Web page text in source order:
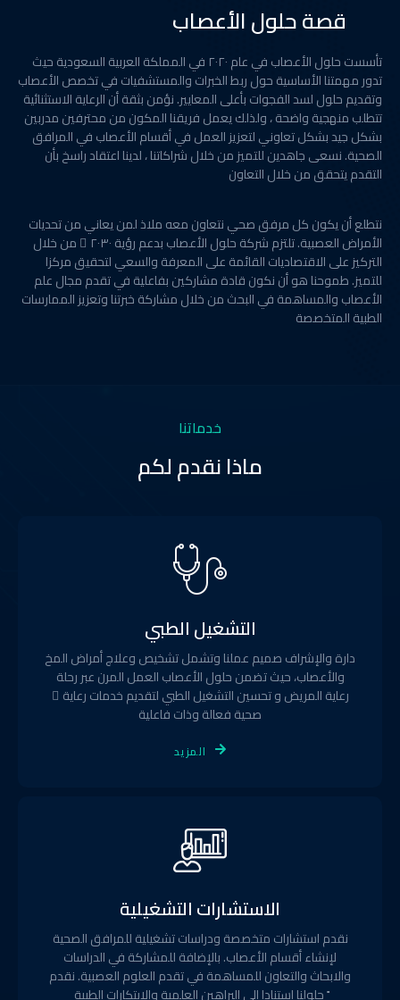
قصة حلول الأعصاب
تأسست حلول الأعصاب في عام ٢٠٢٠ في المملكة العربية السعودية حيث
تدور مهمتنا الأساسية حول ربط الخبرات والمستشفيات في تخصص الأعصاب
وتقديم حلول لسد الفجوات بأعلى المعايير. نؤمن بثقة أن الرعاية الاستثنائية
تتطلب منهجية واضحة ، ولذلك يعمل فريقنا المكون من محترفين مدربين
بشكل جيد بشكل تعاوني لتعزيز العمل في أقسام الأعصاب في المرافق
الصحية. نسعى جاهدين للتميز من خلال شراكاتنا ، لدينا اعتقاد راسخ بأن
التقدم يتحقق من خلال التعاون
نتطلع أن يكون كل مرفق صحي نتعاون معه ملاذ لمن يعاني من تحديات
الأمراض العصبية. تلتزم شركة حلول الأعصاب بدعم رؤية ٢٠٣٠ ً من خلال
التركيز على الاقتصاديات القائمة على المعرفة والسعي لتحقيق مركزا
للتميز. طموحنا هو أن نكون قادة مشاركين بفاعلية في تقدم مجال علم
الأعصاب والمساهمة في البحث من خلال مشاركة خبرتنا وتعزيز الممارسات
الطبية المتخصصة
خدماتنا
ماذا نقدم لكم
التشغيل الطبي
دارة والإشراف صميم عملنا وتشمل تشخيص وعلاج أمراض المخ
والأعصاب، حيث تضمن حلول الأعصاب العمل المرن عبر رحلة
رعاية المريض و تحسين التشغيل الطبي لتقديم خدمات رعاية ّ
صحية فعالة وذات فاعلية
المزيد
الاستشارات التشغيلية
نقدم استشارات متخصصة ودراسات تشغيلية للمرافق الصحية
لإنشاء أقسام الأعصاب. بالإضافة للمشاركة في الدراسات
والابحاث والتعاون للمساهمة في تقدم العلوم العصبية. نقدم
ً حلولنا استنادا إلى البراهين العلمية والابتكارات الطبية